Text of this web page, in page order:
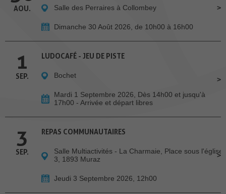
AOU. Salle des Perraires à Collombey
Dimanche 30 Août 2026, de 10h00 à 16h00
1
SEP.
LUDOCAFÉ - JEU DE PISTE
Bochet
Mardi 1 Septembre 2026, Dès 14h00 et jusqu'à
17h00 - Arrivée et départ libres
3
SEP.
REPAS COMMUNAUTAIRES
Salle Multiactivités - La Charmaie, Place sous l'église
3, 1893 Muraz
Jeudi 3 Septembre 2026, 12h00